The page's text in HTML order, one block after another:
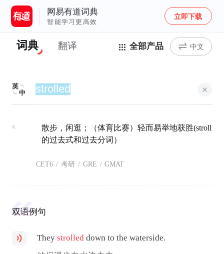
网易有道词典
智能学习更高效
立即下载
词典 翻译 全部产品 中文
英
中
v.
散步，闲逛；（体育比赛）轻而易举地获胜(stroll
的过去式和过去分词）
CET6 / 考研 / GRE / GMAT
双语例句
Theystrolled down to the waterside.